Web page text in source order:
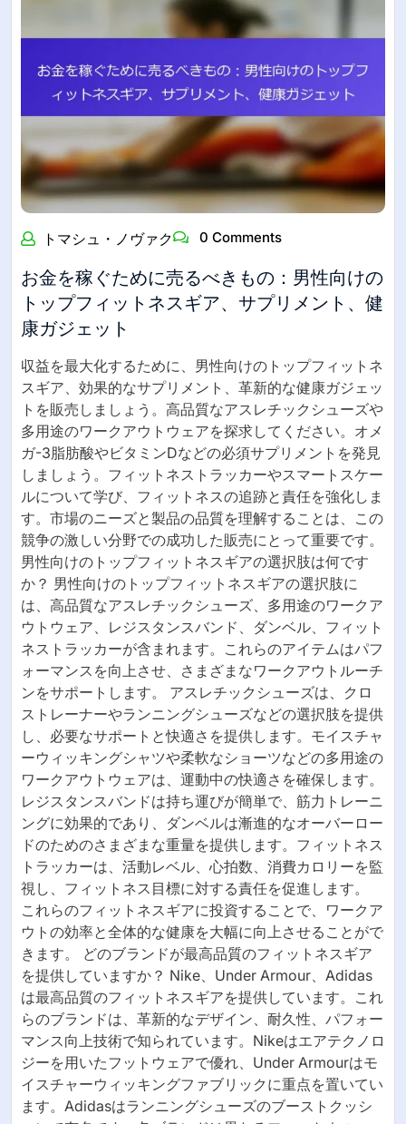
トマシュ・ノヴァク 0 Comments
お金を稼ぐために売るべきもの：男性向けの
トップフィットネスギア、サプリメント、健
康ガジェット
収益を最大化するために、男性向けのトップフィットネ
スギア、効果的なサプリメント、革新的な健康ガジェッ
トを販売しましょう。高品質なアスレチックシューズや
多用途のワークアウトウェアを探求してください。オメ
ガ-3脂肪酸やビタミンDなどの必須サプリメントを発見
しましょう。フィットネストラッカーやスマートスケー
ルについて学び、フィットネスの追跡と責任を強化しま
す。市場のニーズと製品の品質を理解することは、この
競争の激しい分野での成功した販売にとって重要です。
男性向けのトップフィットネスギアの選択肢は何です
か？ 男性向けのトップフィットネスギアの選択肢に
は、高品質なアスレチックシューズ、多用途のワークア
ウトウェア、レジスタンスバンド、ダンベル、フィット
ネストラッカーが含まれます。これらのアイテムはパフ
ォーマンスを向上させ、さまざまなワークアウトルーチ
ンをサポートします。 アスレチックシューズは、クロ
ストレーナーやランニングシューズなどの選択肢を提供
し、必要なサポートと快適さを提供します。モイスチャ
ーウィッキングシャツや柔軟なショーツなどの多用途の
ワークアウトウェアは、運動中の快適さを確保します。
レジスタンスバンドは持ち運びが簡単で、筋力トレーニ
ングに効果的であり、ダンベルは漸進的なオーバーロー
ドのためのさまざまな重量を提供します。フィットネス
トラッカーは、活動レベル、心拍数、消費カロリーを監
視し、フィットネス目標に対する責任を促進します。
これらのフィットネスギアに投資することで、ワークア
ウトの効率と全体的な健康を大幅に向上させることがで
きます。 どのブランドが最高品質のフィットネスギア
を提供していますか？ Nike、Under Armour、Adidas
は最高品質のフィットネスギアを提供しています。これ
らのブランドは、革新的なデザイン、耐久性、パフォー
マンス向上技術で知られています。Nikeはエアテクノロ
ジーを用いたフットウェアで優れ、Under Armourはモ
イスチャーウィッキングファブリックに重点を置いてい
ます。Adidasはランニングシューズのブーストクッシ